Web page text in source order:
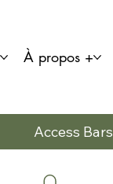
À propos +
Access